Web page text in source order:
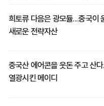
희토류 다음은 광모듈…중국이
새로운 전략자산
중국산 에어콘을 웃돈 주고 산
열광시킨 메이디